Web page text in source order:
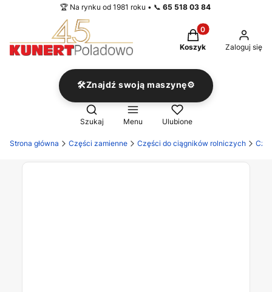
🏆 Na rynku od 1981 roku • 📞 65 518 03 84
Produkty w
Koszyk Zaloguj się
🛠️Znajdź swoją maszynę⚙️
Otwórz wyszukiwarkę
Szukaj Menu Ulubione
Strona główna Części zamienne Części do ciągników rolniczych